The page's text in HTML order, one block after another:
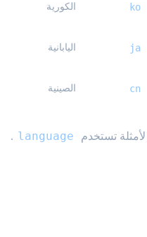
ko الكورية
ja اليابانية
cn الصينية
لأمثلة تستخدم language
.